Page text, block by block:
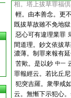
相。塔上拔草罪福
輕。由本善念。更
既拔草故雖不免地
惡心可有違理業罪
間道理。鈔文依拔
濃薄。制罪來報有
苦歟。是以鈔 中一
罪報經云。若比丘
犯突吉羅。衆學戒
云。無慚下示犯心